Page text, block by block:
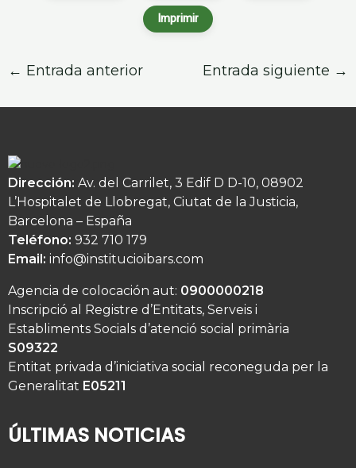
Imprimir
← Entrada anterior Entrada siguiente →
Dirección: Av. del Carrilet, 3 Edif D D-10, 08902
L’Hospitalet de Llobregat, Ciutat de la Justicia,
Barcelona – España
Teléfono: 932 710 179
Email: info@institucioibars.com
Agencia de colocación aut: 0900000218
Inscripció al Registre d’Entitats, Serveis i
Establiments Socials d’atenció social primària
S09322
Entitat privada d’iniciativa social reconeguda per la
Generalitat E05211
ÚLTIMAS NOTICIAS